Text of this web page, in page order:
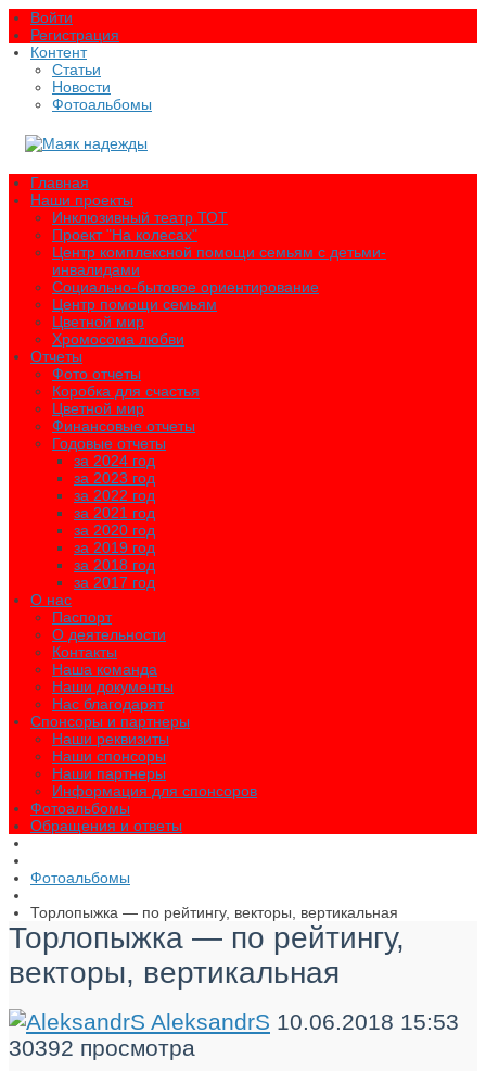
Войти
Регистрация
Контент
Статьи
Новости
Фотоальбомы
Главная
Наши проекты
Инклюзивный театр ТОТ
Проект "На колесах"
Центр комплексной помощи семьям с детьми-
инвалидами
Социально-бытовое ориентирование
Центр помощи семьям
Цветной мир
Хромосома любви
Отчеты
Фото отчеты
Коробка для счастья
Цветной мир
Финансовые отчеты
Годовые отчеты
за 2024 год
за 2023 год
за 2022 год
за 2021 год
за 2020 год
за 2019 год
за 2018 год
за 2017 год
О нас
Паспорт
О деятельности
Контакты
Наша команда
Наши документы
Нас благодарят
Спонсоры и партнеры
Наши реквизиты
Наши спонсоры
Наши партнеры
Информация для спонсоров
Фотоальбомы
Обращения и ответы
Фотоальбомы
Торлопыжка — по рейтингу, векторы, вертикальная
Торлопыжка — по рейтингу,
векторы, вертикальная
AleksandrS 10.06.2018 15:53
30392 просмотра